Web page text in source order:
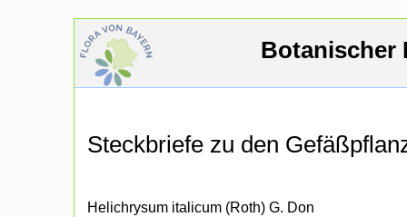
Botanischer
Steckbriefe zu den
Helichrysum italicum (Roth) G. Don